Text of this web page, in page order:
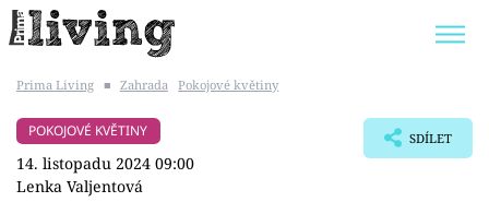
BYDLENÍ SLAVNÝCH
Prima Living ■ Zahrada Pokojové květiny
POKOJOVÉ KVĚTINY
14. listopadu 2024 09:00
Lenka Valjentová
SDÍLET